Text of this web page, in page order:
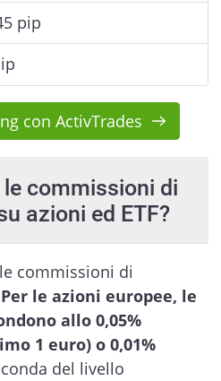
pip
con ActivTrades
le commissioni di
azioni ed ETF?
commissioni di
Per le azioni europee, le
allo 0,05%
1 euro) o 0,01%
del livello